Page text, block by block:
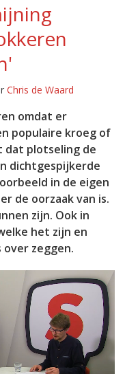
Chris de Waard
omdat er
populaire kroeg of
dat plotseling de
dichtgespijkerde
in de eigen
de oorzaak van is.
zijn. Ook in
het zijn en
over zeggen.